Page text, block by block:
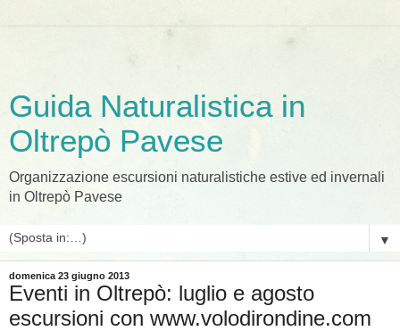
Guida Naturalistica in
Oltrepò Pavese
Organizzazione escursioni naturalistiche estive ed invernali
in Oltrepò Pavese
▼
domenica 23 giugno 2013
Eventi in Oltrepò: luglio e agosto
escursioni con www.volodirondine.com